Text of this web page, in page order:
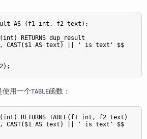
AS (f1 int, f2 text);
RETURNS dup_result
CAST($1 AS text) || ' is text' $$
使用一个TABLE函数：
RETURNS TABLE(f1 int, f2 text)
CAST($1 AS text) || ' is text' $$